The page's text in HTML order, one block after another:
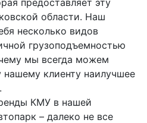
предоставляет эту
области. Наш
несколько видов
грузоподъемностью
мы всегда можем
клиенту наилучшее
КМУ в нашей
– далеко не все